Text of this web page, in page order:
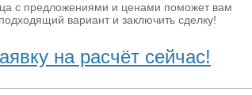
с предложениями и ценами поможет вам
вариант и заключить сделку!
на расчёт сейчас!